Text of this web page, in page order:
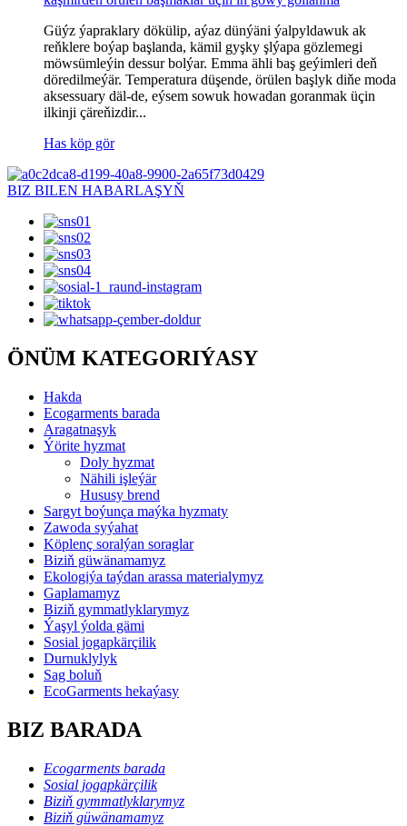
Güýz ýapraklary dökülip, ​​aýaz dünýäni ýalpyldawuk ak
reňklere boýap başlanda, kämil gyşky şlýapa gözlemegi
möwsümleýin dessur bolýar. Emma ähli baş geýimleri deň
döredilmeýär. Temperatura düşende, örülen başlyk diňe moda
aksessuary däl-de, eýsem sowuk howadan goranmak üçin
ilkinji çäreňizdir...
Has köp gör
BIZ BILEN HABARLAŞYŇ
ÖNÜM KATEGORIÝASY
Hakda
Ecogarments barada
Aragatnaşyk
Ýörite hyzmat
Doly hyzmat
Nähili işleýär
Hususy brend
Sargyt boýunça maýka hyzmaty
Zawoda syýahat
Köplenç soralýan soraglar
Biziň güwänamamyz
Ekologiýa taýdan arassa materialymyz
Gaplamamyz
Biziň gymmatlyklarymyz
Ýaşyl ýolda gämi
Sosial jogapkärçilik
Durnuklylyk
Sag boluň
EcoGarments hekaýasy
BIZ BARADA
Ecogarments barada
Sosial jogapkärçilik
Biziň gymmatlyklarymyz
Biziň güwänamamyz